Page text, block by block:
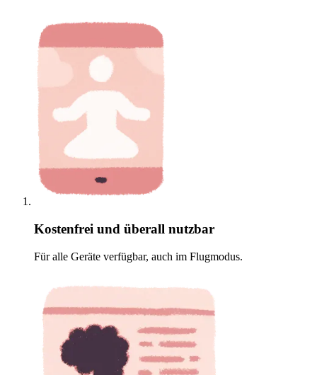
Kostenfrei und überall nutzbar
Für alle Geräte verfügbar, auch im Flugmodus.